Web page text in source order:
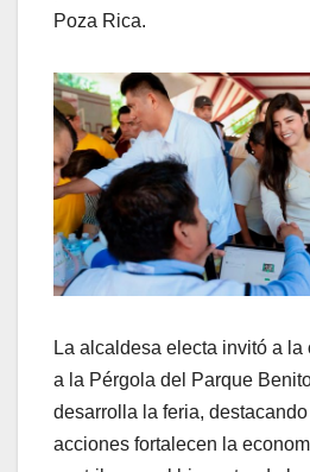
Poza Rica.
La alcaldesa electa invitó a
a la Pérgola del Parque
desarrolla la feria,
acciones fortalecen la